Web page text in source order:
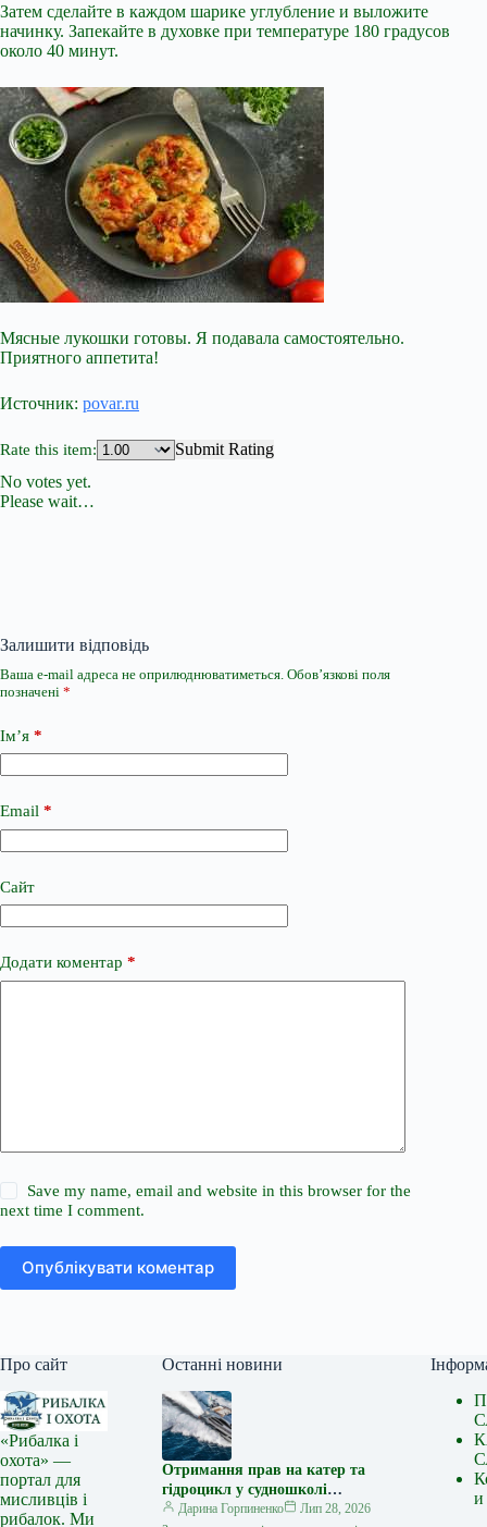
Затем сделайте в каждом шарике углубление и выложите
начинку. Запекайте в духовке при температуре 180 градусов
около 40 минут.
Мясные лукошки готовы. Я подавала самостоятельно.
Приятного аппетита!
Источник: povar.ru
Rate this item:
Submit Rating
No votes yet.
Please wait…
Залишити відповідь
Ваша e-mail адреса не оприлюднюватиметься. Обов’язкові поля
позначені *
Ім’я *
Email *
Сайт
Додати коментар *
Save my name, email and website in this browser for the
next time I comment.
Опублікувати коментар
Про сайт
«Рибалка і
охота» —
портал для
мисливців і
рибалок. Ми
Останні новини
Отримання прав на катер та
гідроцикл у судношколі
«Либідь-А»: від теорії до
Дарина Горпиненко
Лип 28, 2026
и